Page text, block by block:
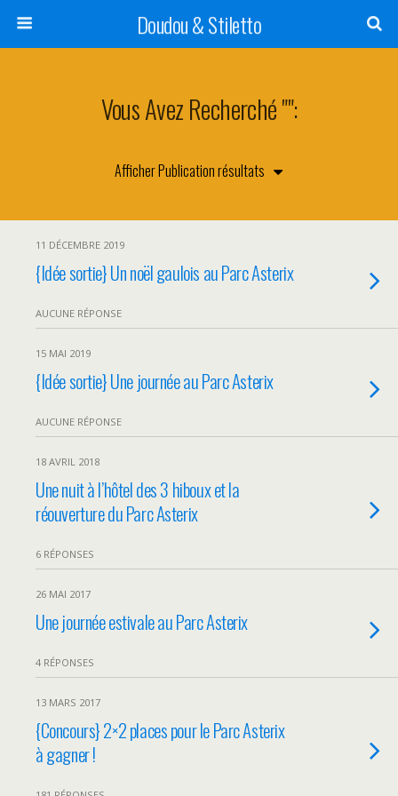
Doudou & Stiletto
Vous Avez Recherché "":
11 DÉCEMBRE 2019
{Idée sortie} Un noël gaulois au Parc Asterix
AUCUNE RÉPONSE
15 MAI 2019
{Idée sortie} Une journée au Parc Asterix
AUCUNE RÉPONSE
18 AVRIL 2018
Une nuit à l’hôtel des 3 hiboux et la
réouverture du Parc Asterix
6 RÉPONSES
26 MAI 2017
Une journée estivale au Parc Asterix
4 RÉPONSES
13 MARS 2017
{Concours} 2×2 places pour le Parc Asterix
à gagner !